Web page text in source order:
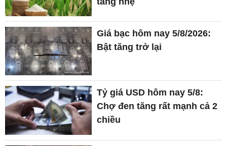
Giá bạc hôm nay 5/8/2026:
Bật tăng trở lại
Tỷ giá USD hôm nay 5/8:
Chợ đen tăng rất mạnh cả 2
chiều